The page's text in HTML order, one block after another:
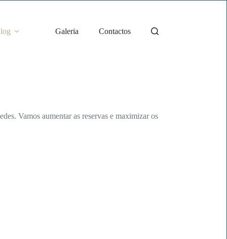
Galeria Contactos
Vamos aumentar as reservas e maximizar os